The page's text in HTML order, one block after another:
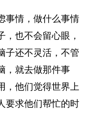
情，做什么事情
也不会留心眼，
子还不灵活，不管
，就去做那件事
，他们觉得世界上
要求他们帮忙的时